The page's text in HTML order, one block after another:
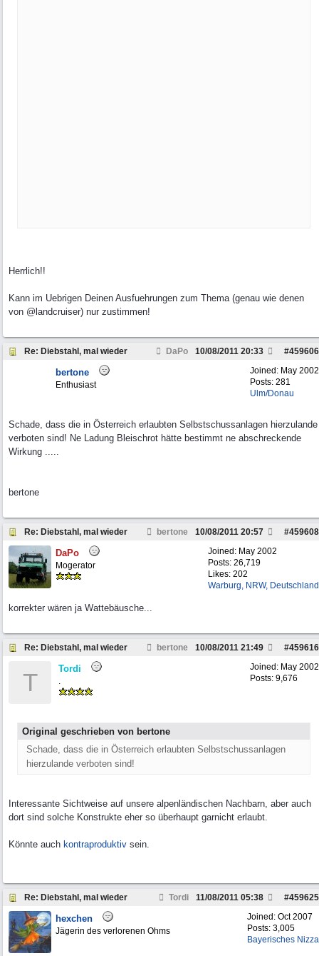
Herrlich!!
Kann im Uebrigen Deinen Ausfuehrungen zum Thema (genau wie denen
von @landcruiser) nur zustimmen!
Re: Diebstahl, mal wieder DaPo #459606
10/08/2011 20:33
Joined: May 2002
Posts: 281
Ulm/Donau
bertone
Enthusiast
Schade, dass die in Österreich erlaubten Selbstschussanlagen hierzulande
verboten sind! Ne Ladung Bleischrot hätte bestimmt ne abschreckende
Wirkung .....
bertone
Re: Diebstahl, mal wieder bertone #459608
10/08/2011 20:57
Joined: May 2002
Posts: 26,719
Likes: 202
Warburg, NRW, Deutschland
DaPo
Mogerator
korrekter wären ja Wattebäusche...
Re: Diebstahl, mal wieder bertone #459616
10/08/2011 21:49
Joined: May 2002
Posts: 9,676
T Tordi
.
Original geschrieben von bertone
Schade, dass die in Österreich erlaubten Selbstschussanlagen
hierzulande verboten sind!
Interessante Sichtweise auf unsere alpenländischen Nachbarn, aber auch
dort sind solche Konstrukte eher so überhaupt garnicht erlaubt.
Könnte auch kontraproduktiv sein.
Re: Diebstahl, mal wieder Tordi #459625
11/08/2011 05:38
Joined: Oct 2007
Posts: 3,005
Bayerisches Nizza
hexchen
Jägerin des verlorenen Ohms